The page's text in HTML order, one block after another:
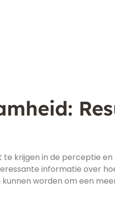
krijgen in de perceptie
informatie over
worden om een